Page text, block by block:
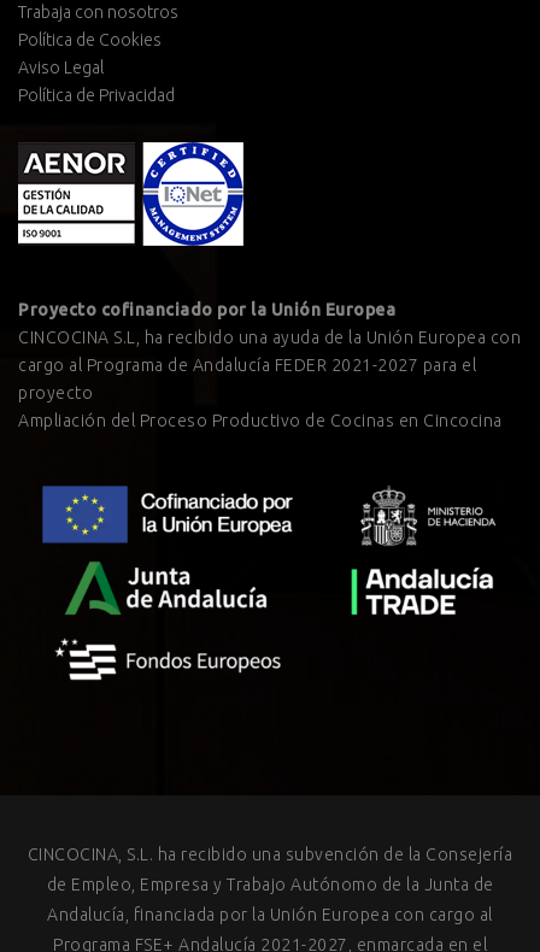
Trabaja con nosotros
Política de Cookies
Aviso Legal
Política de Privacidad
Proyecto cofinanciado por la Unión Europea
CINCOCINA S.L, ha recibido una ayuda de la Unión Europea con
cargo al Programa de Andalucía FEDER 2021-2027 para el
proyecto
Ampliación del Proceso Productivo de Cocinas en Cincocina
CINCOCINA, S.L. ha recibido una subvención de la Consejería
de Empleo, Empresa y Trabajo Autónomo de la Junta de
Andalucía, financiada por la Unión Europea con cargo al
Programa FSE+ Andalucía 2021-2027, enmarcada en el